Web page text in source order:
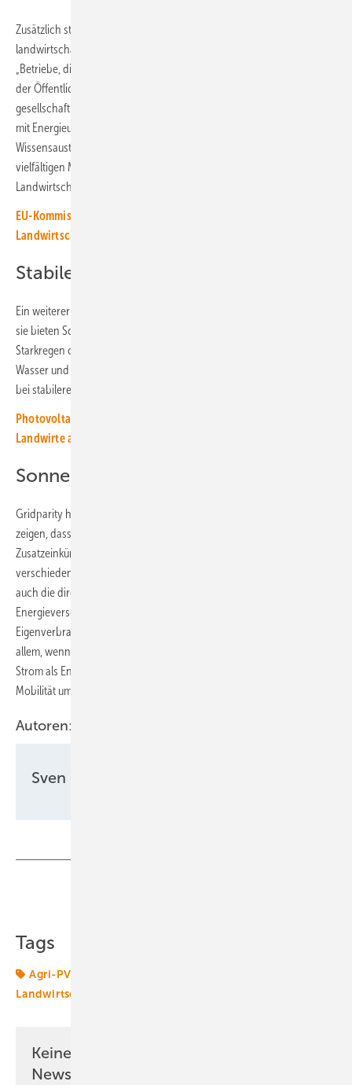
Zusätzlich steht die Agri-PV-Anlage für eine moderne, innovative
landwirtschaftliche Praxis, die für die jüngere Generation attraktiv ist.
„Betriebe, die erneuerbare Energien nutzen, verbessern ihr Image in
der Öffentlichkeit, motivieren junge Landwirte und steigern die
gesellschaftliche Anerkennung“, weiß Erich Merkle. „Kooperationen
mit Energieunternehmen und Forschungseinrichtungen fördern den
Wissensaustausch und den technologischen Fortschritt. Diese
vielfältigen Möglichkeiten stärken das Interesse an der
Landwirtschaft.“
EU-Kommission nimmt Photovoltaik in die
Landwirtschaftsstrategie auf
Stabile Erträge mit Agri-PV
Ein weiterer Vorteil: Die Agri-PV-Anlagen mindern Klimarisiken. Denn
sie bieten Schutz vor extremen Wetterereignissen wie Hagel,
Starkregen oder Hitze. Gleichzeitig verringern sie den Verbrauch von
Wasser und Dünger. Dadurch sparen die Landwirte zusätzliche Kosten
bei stabileren Erträgen.
Photovoltaik macht Wiedervernässung von Mooren für
Landwirte attraktiv
Sonnenstrom unterschiedlich nutzen
Gridparity hat schon viele Agri-PV-Anlagen errichtet, und die Projekte
zeigen, dass die verfolgten Ziele bezüglich der Einsparungen und der
Zusatzeinkünfte immer erreicht wurden. Für die Stromnutzung gibt es
verschiedene Möglichkeiten. Neben der vollständigen Einspeisung ist
auch die direkte Stromlieferung an einen Abnehmer oder lokalen
Energieversorger möglich. Bei hofnahen Anlagen spielt auch der
Eigenverbrauch mit Überschusseinspeisung eine große Rolle – vor
allem, wenn der Landwirtschaftsbetrieb verstärkt von Öl und Gas auf
Strom als Energiequelle auch bei der Wärmeversorgung und bei der
Mobilität umgestellt wird.
Autoren:
Sven Ullrich
Tags
Agri-PV-Anlagen
Landwirtschaft
Keine Zeit? Kein Problem mit dem ERE
Newsletter!